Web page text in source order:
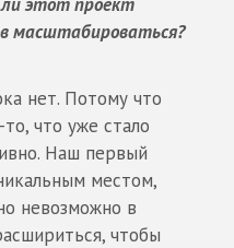
масштабироваться?
нет. Потому что
что уже стало
Наш первый
местом,
невозможно в
чтобы